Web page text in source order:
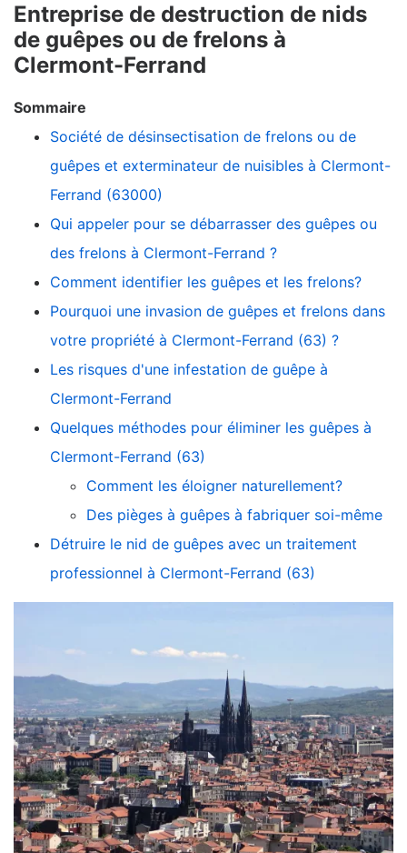
Entreprise de destruction de nids
de guêpes ou de frelons à
Clermont-Ferrand
Sommaire
Société de désinsectisation de frelons ou de
guêpes et exterminateur de nuisibles à Clermont-
Ferrand (63000)
Qui appeler pour se débarrasser des guêpes ou
des frelons à Clermont-Ferrand ?
Comment identifier les guêpes et les frelons?
Pourquoi une invasion de guêpes et frelons dans
votre propriété à Clermont-Ferrand (63) ?
Les risques d'une infestation de guêpe à
Clermont-Ferrand
Quelques méthodes pour éliminer les guêpes à
Clermont-Ferrand (63)
Comment les éloigner naturellement?
Des pièges à guêpes à fabriquer soi-même
Détruire le nid de guêpes avec un traitement
professionnel à Clermont-Ferrand (63)